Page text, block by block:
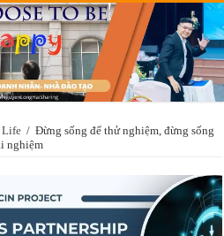
Life / Đừng sống để thử nghiệm, đừng sống
nghiệm